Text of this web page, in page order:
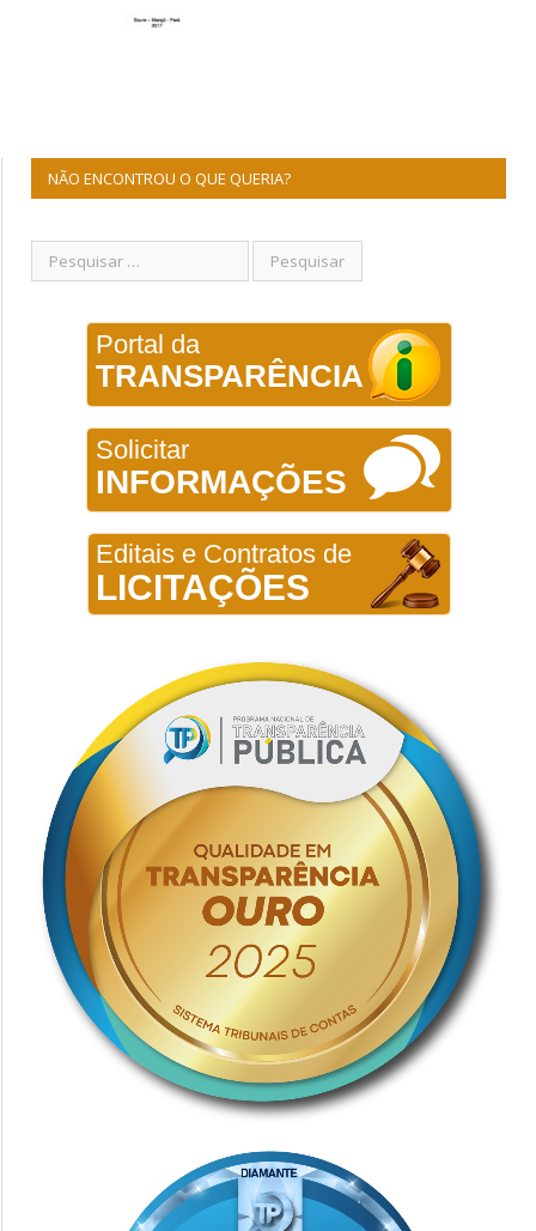
NÃO ENCONTROU O QUE QUERIA?
Portal da
TRANSPARÊNCIA
Solicitar
INFORMAÇÕES
Editais e Contratos de
LICITAÇÕES